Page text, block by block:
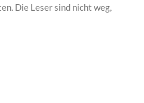
Die Leser sind nicht weg,